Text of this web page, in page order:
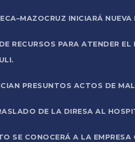
INICIARÁ
RECURSOS PARA ATENDER
PRESUNTOS ACTOS DE
DE LA DIRESA AL
SE CONOCERÁ A LA